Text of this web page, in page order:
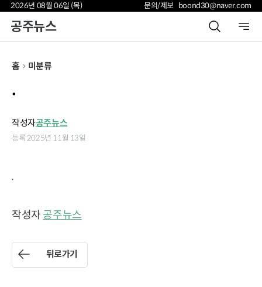
2026년 08월 06일 (목) 문의/제보 boond30@naver.com
공주뉴스
홈 미분류
.
작성자공주뉴스
등록 2025년 11월 13일
.
작성자 공주뉴스
뒤로가기